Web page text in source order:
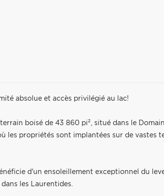
absolue et accès privilégié au lac!
boisé de 43 860 pi², situé dans le
les propriétés sont implantées sur de vastes
d'un ensoleillement exceptionnel du
les Laurentides.